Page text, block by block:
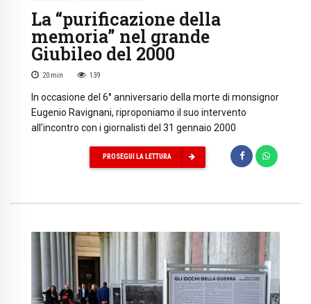
La “purificazione della
memoria” nel grande
Giubileo del 2000
20 min 139
In occasione del 6° anniversario della morte di monsignor
Eugenio Ravignani, riproponiamo il suo intervento
all'incontro con i giornalisti del 31 gennaio 2000
PROSEGUI LA LETTURA